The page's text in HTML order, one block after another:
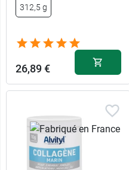
312,5 g
26,89 €